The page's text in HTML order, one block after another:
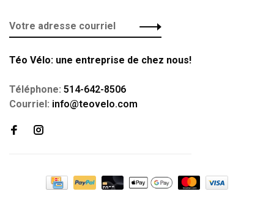
Téo Vélo: une entreprise de chez nous!
Téléphone: 514-642-8506
Courriel: info@teovelo.com